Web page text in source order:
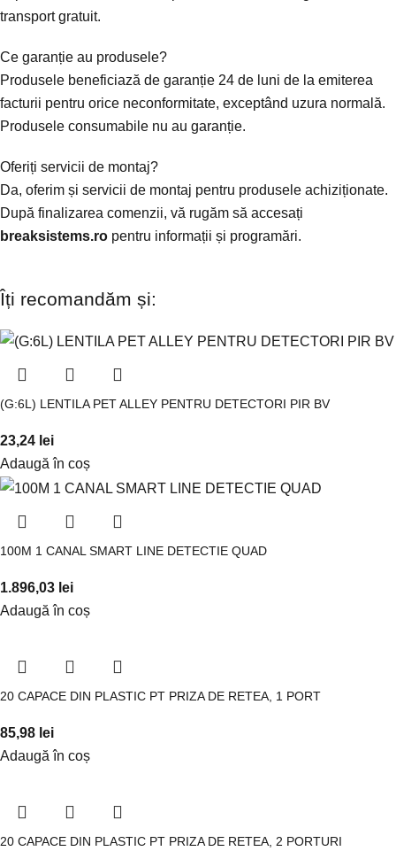
transport gratuit.
Ce garanție au produsele?
Produsele beneficiază de garanție 24 de luni de la emiterea
facturii pentru orice neconformitate, exceptând uzura normală.
Produsele consumabile nu au garanție.
Oferiți servicii de montaj?
Da, oferim și servicii de montaj pentru produsele achiziționate.
După finalizarea comenzii, vă rugăm să accesați
breaksistems.ro pentru informații și programări.
Îți recomandăm și:
(G:6L) LENTILA PET ALLEY PENTRU DETECTORI PIR BV
23,24 lei
Adaugă în coș
100M 1 CANAL SMART LINE DETECTIE QUAD
1.896,03 lei
Adaugă în coș
20 CAPACE DIN PLASTIC PT PRIZA DE RETEA, 1 PORT
85,98 lei
Adaugă în coș
20 CAPACE DIN PLASTIC PT PRIZA DE RETEA, 2 PORTURI